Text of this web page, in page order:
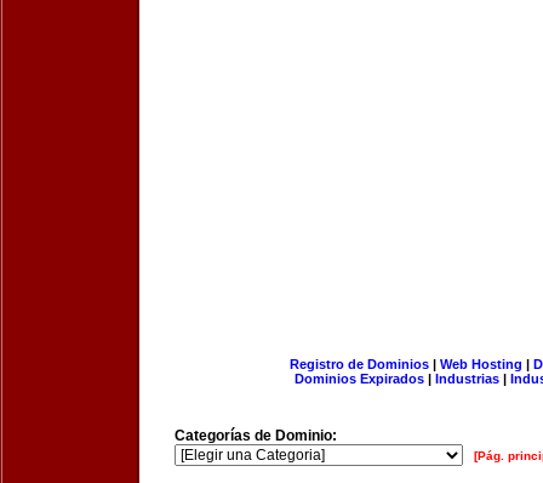
Registro de Dominios| Web Hosting |
Dominios Expirados | Industrias |
Categorías de Dominio:
[Pág.